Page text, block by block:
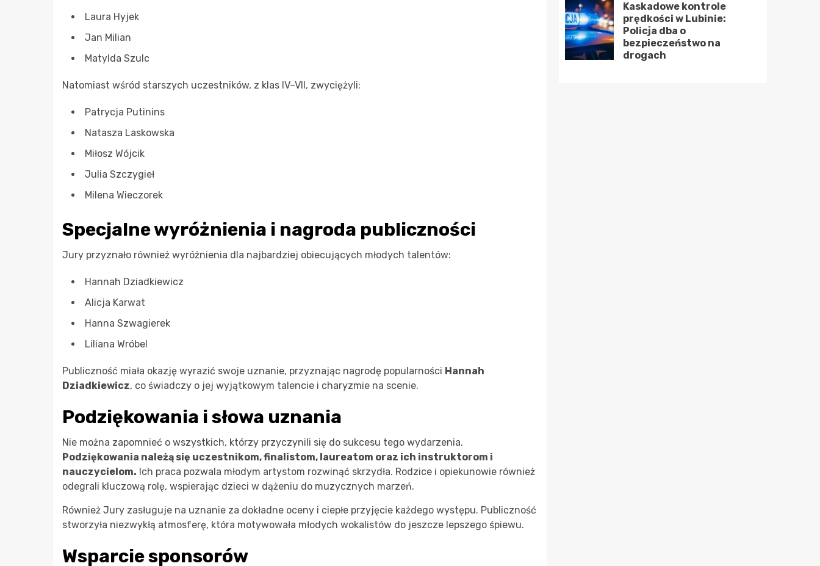
Laura Hyjek
Jan Milian
Matylda Szulc
Natomiast wśród starszych uczestników, z klas IV–VII, zwyciężyli:
Patrycja Putinins
Natasza Laskowska
Miłosz Wójcik
Julia Szczygieł
Milena Wieczorek
Specjalne wyróżnienia i nagroda publiczności
Jury przyznało również wyróżnienia dla najbardziej obiecujących młodych talentów:
Hannah Dziadkiewicz
Alicja Karwat
Hanna Szwagierek
Liliana Wróbel
Publiczność miała okazję wyrazić swoje uznanie, przyznając nagrodę popularności Hannah
Dziadkiewicz, co świadczy o jej wyjątkowym talencie i charyzmie na scenie.
Podziękowania i słowa uznania
Nie można zapomnieć o wszystkich, którzy przyczynili się do sukcesu tego wydarzenia.
Podziękowania należą się uczestnikom, finalistom, laureatom oraz ich instruktorom i
nauczycielom. Ich praca pozwala młodym artystom rozwinąć skrzydła. Rodzice i opiekunowie również
odegrali kluczową rolę, wspierając dzieci w dążeniu do muzycznych marzeń.
Również Jury zasługuje na uznanie za dokładne oceny i ciepłe przyjęcie każdego występu. Publiczność
stworzyła niezwykłą atmosferę, która motywowała młodych wokalistów do jeszcze lepszego śpiewu.
Wsparcie sponsorów
Kaskadowe kontrole
prędkości w Lubinie:
Policja dba o
bezpieczeństwo na
drogach